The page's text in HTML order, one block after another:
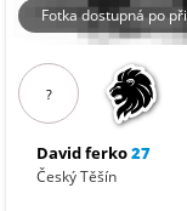
Fotka dostupná po
?
David ferko27
Český Těšín